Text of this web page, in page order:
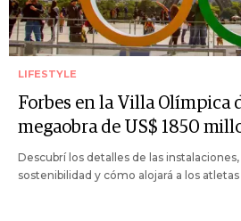
LIFESTYLE
Forbes en la Villa Olímpica
megaobra de US$ 1850
Descubrí los detalles de las
sostenibilidad y cómo alojará a los